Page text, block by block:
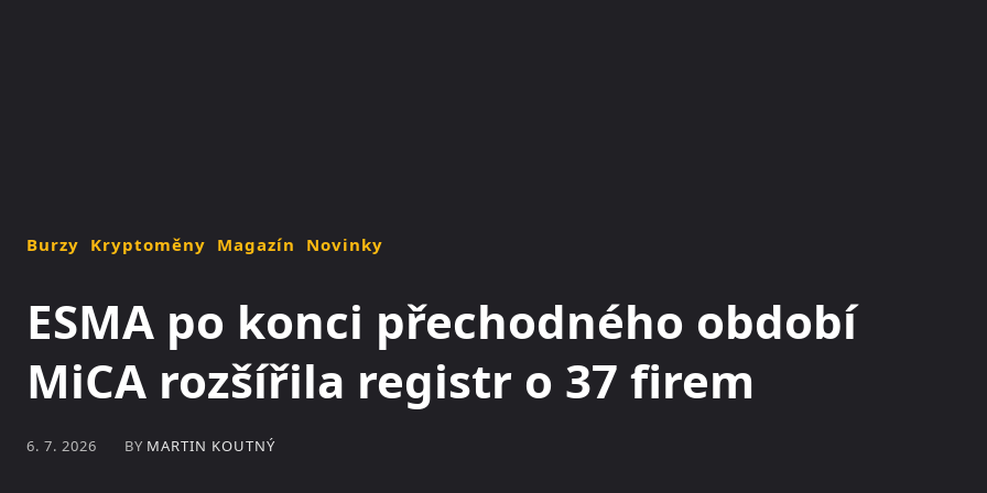
Burzy Kryptoměny Magazín Novinky
ESMA po konci přechodného období
MiCA rozšířila registr o 37 firem
6. 7. 2026 BY MARTIN KOUTNÝ